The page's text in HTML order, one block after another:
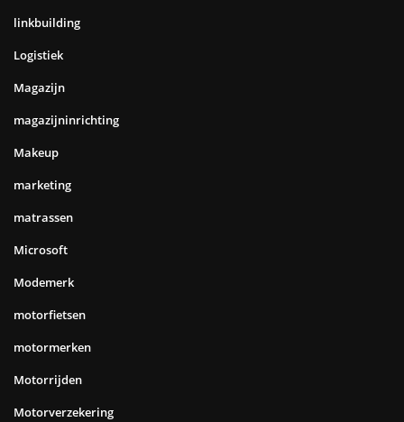
linkbuilding
Logistiek
Magazijn
magazijninrichting
Makeup
marketing
matrassen
Microsoft
Modemerk
motorfietsen
motormerken
Motorrijden
Motorverzekering